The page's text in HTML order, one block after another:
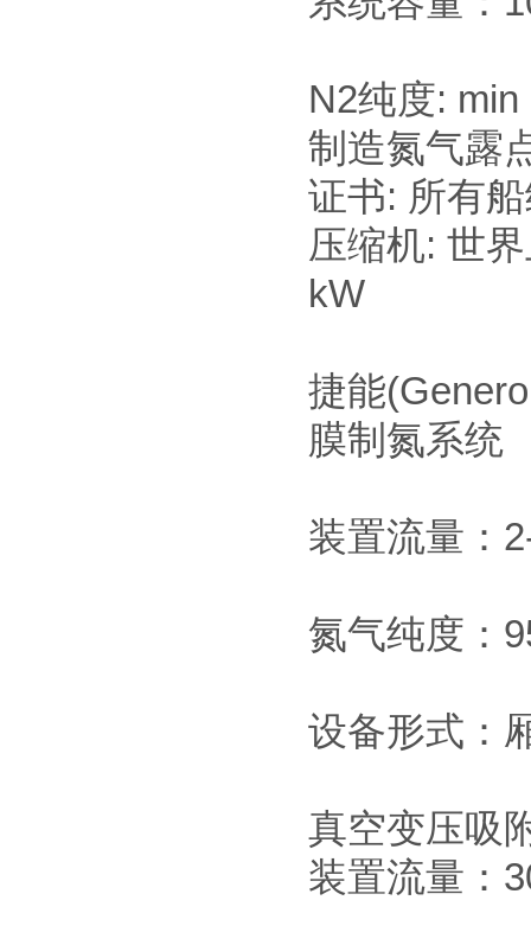
N2纯度:
制造氮气露
证书: 所有
压缩机: 世
kW
捷能
膜制氮系统
装置流量：
氮气纯度：
设备形式：
真空变压吸
装置流量：